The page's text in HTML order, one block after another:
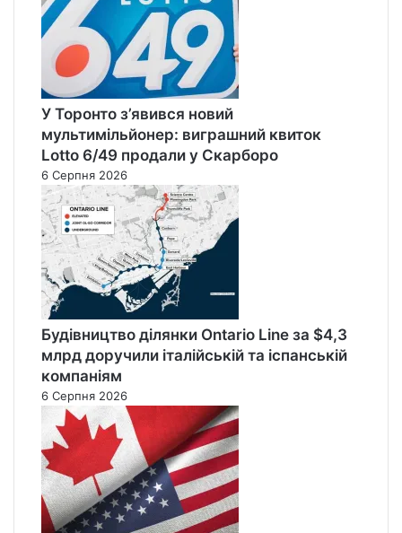
У Торонто з’явився новий
мультимільйонер: виграшний квиток
Lotto 6/49 продали у Скарборо
6 Серпня 2026
Будівництво ділянки Ontario Line за $4,3
млрд доручили італійській та іспанській
компаніям
6 Серпня 2026